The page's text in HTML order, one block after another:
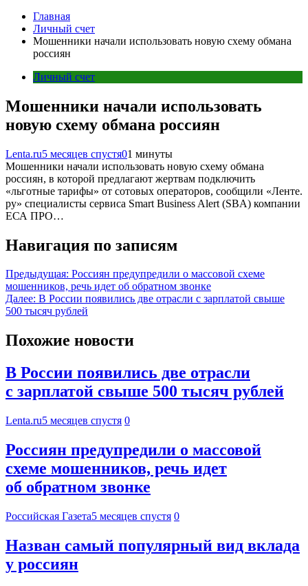
Главная
Личный счет
Мошенники начали использовать новую схему обмана
россиян
Личный счет
Мошенники начали использовать
новую схему обмана россиян
Lenta.ru5 месяцев спустя01 минуты
Мошенники начали использовать новую схему обмана
россиян, в которой предлагают жертвам подключить
«льготные тарифы» от сотовых операторов, сообщили «Ленте.
ру» специалисты сервиса Smart Business Alert (SBA) компании
ЕСА ПРО…
Навигация по записям
Предыдущая: Россиян предупредили о массовой схеме
мошенников, речь идет об обратном звонке
Далее: В России появились две отрасли с зарплатой свыше
500 тысяч рублей
Похожие новости
В России появились две отрасли
с зарплатой свыше 500 тысяч рублей
Lenta.ru5 месяцев спустя 0
Россиян предупредили о массовой
схеме мошенников, речь идет
об обратном звонке
Российская Газета5 месяцев спустя 0
Назван самый популярный вид вклада
у россиян